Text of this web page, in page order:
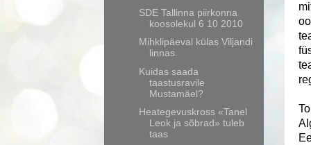
SDE Tallinna piirkonna
koosolekul 6 10 2010
Mihklipäeval külas Viljandi
linnas.
Kuidas saada
taastusravile
Mustamäel?
Heategevuskross «Tanel
Leok ja sõbrad» tuleb
taas